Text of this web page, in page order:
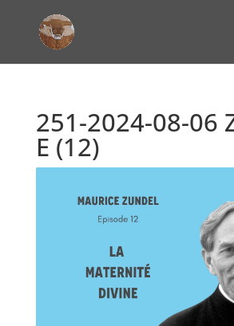
251-2024-08-06
E (12)